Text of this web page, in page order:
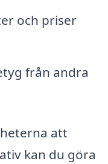
och priser
från andra
att
kan du göra